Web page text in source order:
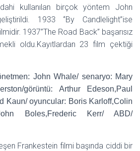
kullanılan birçok yöntem John
1933 ‘’By Candlelight’’ise
1937’’The Road Back’’ başarısız
oldu.Kayıtlardan 23 film çektiği
John Whale/ senaryo: Mary
görüntü: Arthur Edeson,Paul
Kaun/ oyuncular: Boris Karloff,Colin
Boles,Frederic Kerr/ ABD/
Frankestein filmi başında ciddi bir